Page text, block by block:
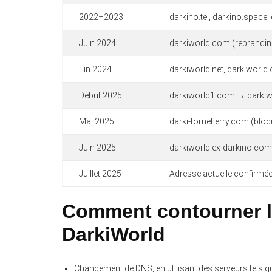
2022–2023 darkino.tel,
Juin 2024 darkiworld.com
Fin 2024 darkiworld.net,
Début 2025 darkiworld1.com →
Mai 2025 darki-tometjerry.com
Juin 2025 darkiworld.ex-
Juillet 2025 Adresse actuelle
Comment contourner
DarkiWorld
Changement de DNS, en utilisant des serveurs tels